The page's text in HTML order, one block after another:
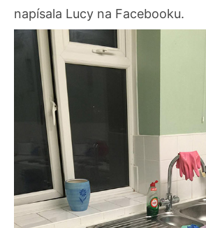
napísala Lucy na Facebooku.